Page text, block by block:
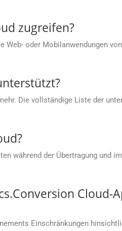
zugreifen?
oder Mobilanwendungen
Die vollständige Liste der
während der Übertragung und
Cloud-
Einschränkungen